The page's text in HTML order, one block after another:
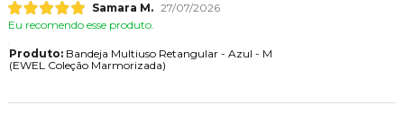
Samara M. 27/07/2026
Eu recomendo esse produto.
Produto:Bandeja Multiuso Retangular - Azul - M
(EWEL Coleção Marmorizada)